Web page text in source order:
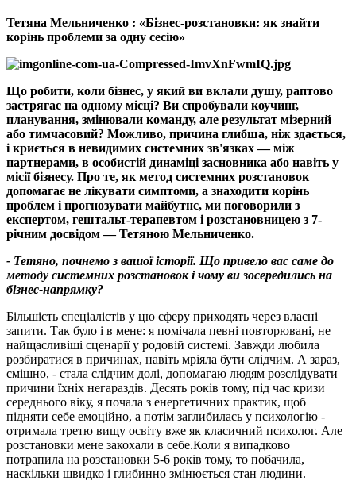
Тетяна Мельниченко : «Бізнес-розстановки: як знайти
корінь проблеми за одну сесію»
Що робити, коли бізнес, у який ви вклали душу, раптово
застрягає на одному місці? Ви спробували коучинг,
планування, змінювали команду, але результат мізерний
або тимчасовий? Можливо, причина глибша, ніж здається,
і криється в невидимих системних зв'язках — між
партнерами, в особистій динаміці засновника або навіть у
місії бізнесу. Про те, як метод системних розстановок
допомагає не лікувати симптоми, а знаходити корінь
проблем і прогнозувати майбутнє, ми поговорили з
експертом, гештальт-терапевтом і розстановницею з 7-
річним досвідом — Тетяною Мельниченко.
- Тетяно, почнемо з вашої історії. Що привело вас саме до
методу системних розстановок і чому ви зосередились на
бізнес-напрямку?
Більшість спеціалістів у цю сферу приходять через власні
запити. Так було і в мене: я помічала певні повторювані, не
найщасливіші сценарії у родовій системі. Завжди любила
розбиратися в причинах, навіть мріяла бути слідчим. А зараз,
смішно, - стала слідчим долі, допомагаю людям розслідувати
причини їхніх негараздів. Десять років тому, під час кризи
середнього віку, я почала з енергетичних практик, щоб
підняти себе емоційно, а потім заглибилась у психологію -
отримала третю вищу освіту вже як класичний психолог. Але
розстановки мене закохали в себе.Коли я випадково
потрапила на розстановки 5-6 років тому, то побачила,
наскільки швидко і глибинно змінюється стан людини.